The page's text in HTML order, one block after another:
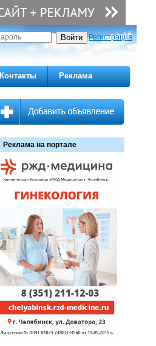
Регистрация
Контакты Реклама
Реклама на портале